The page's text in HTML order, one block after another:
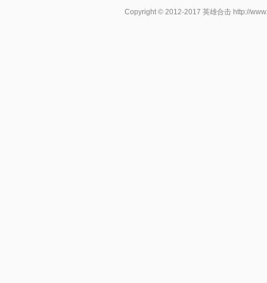
Copyright © 2012-2017 英雄合击 http://